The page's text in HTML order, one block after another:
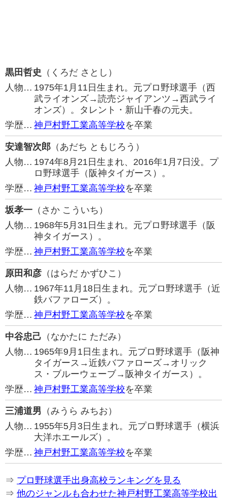
黒田哲史 （くろだ さとし）
人物… 1975年1月11日生まれ。元プロ野球選手（西
武ライオンズ→読売ジャイアンツ→西武ライ
オンズ）。タレント・新山千春の元夫。
学歴… 神戸村野工業高等学校を卒業
安達智次郎 （あだち ともじろう）
人物… 1974年8月21日生まれ、2016年1月7日没。プ
ロ野球選手（阪神タイガース）。
学歴… 神戸村野工業高等学校を卒業
坂孝一 （さか こういち）
人物… 1968年5月31日生まれ。元プロ野球選手（阪
神タイガース）。
学歴… 神戸村野工業高等学校を卒業
原田和彦 （はらだ かずひこ）
人物… 1967年11月18日生まれ。元プロ野球選手（近
鉄バファローズ）。
学歴… 神戸村野工業高等学校を卒業
中谷忠己 （なかたに ただみ）
人物… 1965年9月1日生まれ。元プロ野球選手（阪神
タイガース→近鉄バファローズ→オリック
ス・ブルーウェーブ→阪神タイガース）。
学歴… 神戸村野工業高等学校を卒業
三浦道男 （みうら みちお）
人物… 1955年5月3日生まれ。元プロ野球選手（横浜
大洋ホエールズ）。
学歴… 神戸村野工業高等学校を卒業
⇒ プロ野球選手出身高校ランキングを見る
⇒ 他のジャンルも合わせた神戸村野工業高等学校出